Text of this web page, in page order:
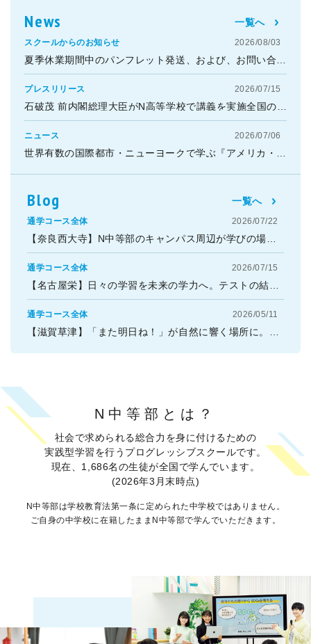
News 一覧へ
スクールからのお知らせ 2026/08/03
プレスリリース 2026/07/15
ニュース 2026/07/06
Blog 一覧へ
通学コース全体 2026/07/22
【奈良西大寺】N中等部のキャンパス周辺が学びの場に！自分たちでルートを決めて歩く「...
通学コース全体 2026/07/15
【名古屋栄】日々の学習を未来の学力へ。テストの結果だけじゃない、自分の「得意・苦手...
通学コース全体 2026/05/11
N中等部とは？
社会で求められる総合力を身に付けるための
実践型学習を行うプログレッシブスクールです。
現在、1,686名の生徒が全国で学んでいます。
(2026年3月末時点)
N中等部は学校教育法第一条に定められた中学校ではありません。
ご自身の中学校に在籍したままN中等部で学んでいただきます。